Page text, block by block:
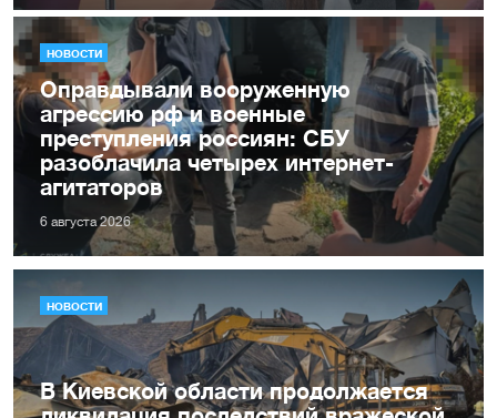
НОВОСТИ
Оправдывали вооруженную
агрессию рф и военные
преступления россиян: СБУ
разоблачила четырех интернет-
агитаторов
6 августа 2026
НОВОСТИ
В Киевской области продолжается